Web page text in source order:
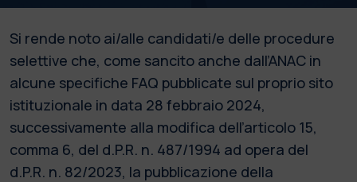
Si rende noto ai/alle candidati/e delle procedure
selettive che, come sancito anche dall’ANAC in
alcune specifiche FAQ pubblicate sul proprio sito
istituzionale in data 28 febbraio 2024,
successivamente alla modifica dell’articolo 15,
comma 6, del d.P.R. n. 487/1994 ad opera del
d.P.R. n. 82/2023, la pubblicazione della